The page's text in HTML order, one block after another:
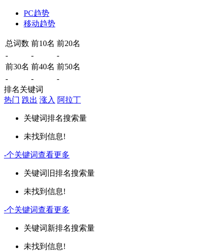
PC趋势
移动趋势
总词数 前10名 前20名
-
-
-
前30名 前40名 前50名
-
-
-
排名关键词
热门 跌出 涨入 阿拉丁
关键词排名搜索量
未找到信息!
-个关键词查看更多
关键词 旧排名搜索量
未找到信息!
-个关键词查看更多
关键词新排名搜索量
未找到信息!